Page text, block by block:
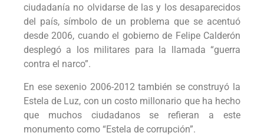
ciudadanía no olvidarse de las y los desaparecidos
del país, símbolo de un problema que se acentuó
desde 2006, cuando el gobierno de Felipe Calderón
desplegó a los militares para la llamada “guerra
contra el narco”.
En ese sexenio 2006-2012 también se construyó la
Estela de Luz, con un costo millonario que ha hecho
que muchos ciudadanos se refieran a este
monumento como “Estela de corrupción”.